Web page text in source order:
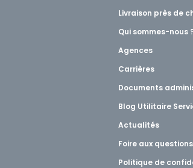
Livraison près de
Qui sommes-nous
Agences
Carrières
Documents
Blog Utilitaire
Actualités
Foire aux questions
Politique de